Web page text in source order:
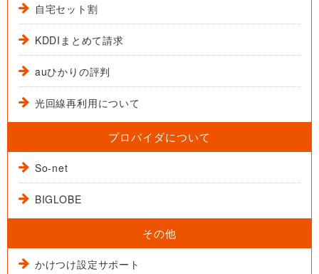
自宅セット割
KDDIまとめて請求
auひかりの評判
光回線再利用について
プロバイダについて
So-net
BIGLOBE
その他
かけつけ設定サポート